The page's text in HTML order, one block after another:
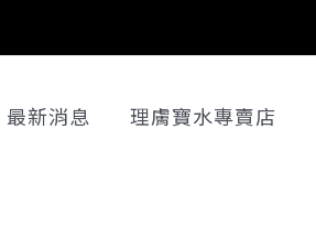
最新消息 理膚寶水專賣店